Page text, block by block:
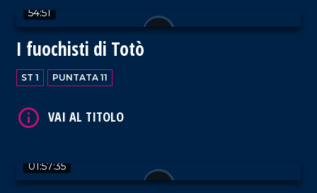
54:51
I fuochisti di Totò
ST 1 PUNTATA 11
01:57:35
VAI AL TITOLO
VAI AL TITOLO